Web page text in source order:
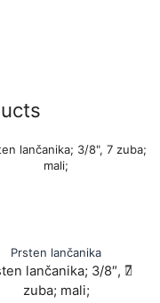
Prsten lančanika
lančanika; 3/8″, 7
zuba; mali;